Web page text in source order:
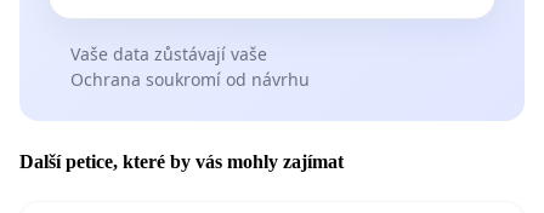
Vaše data zůstávají vaše
Ochrana soukromí od návrhu
Další petice, které by vás mohly zajímat